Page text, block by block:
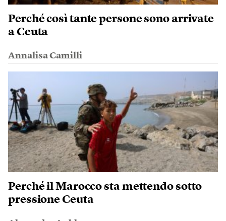
Perché così tante persone sono arrivate
a Ceuta
Annalisa Camilli
Perché il Marocco sta mettendo sotto
pressione Ceuta